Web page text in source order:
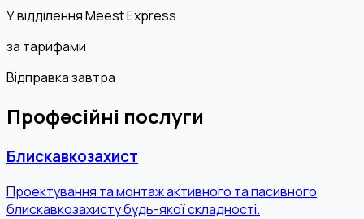
У відділення Meest Express
за тарифами
Відправка завтра
Професійні послуги
Блискавкозахист
Проектування та монтаж активного та пасивного
блискавкозахисту будь-якої складності.